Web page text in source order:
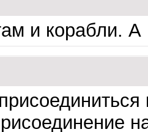
и корабли. А